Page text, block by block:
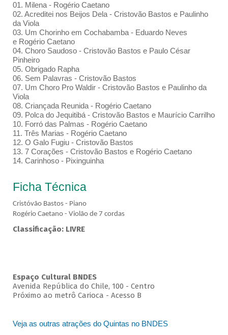
01. Milena - Rogério Caetano
02. Acreditei nos Beijos Dela - Cristovão Bastos e Paulinho
da Viola
03. Um Chorinho em Cochabamba - Eduardo Neves
e Rogério Caetano
04. Choro Saudoso - Cristovão Bastos e Paulo César
Pinheiro
05. Obrigado Rapha
06. Sem Palavras - Cristovão Bastos
07. Um Choro Pro Waldir - Cristovão Bastos e Paulinho da
Viola
08. Criançada Reunida - Rogério Caetano
09. Polca do Jequitibá - Cristovão Bastos e Maurício Carrilho
10. Forró das Palmas - Rogério Caetano
11. Três Marias - Rogério Caetano
12. O Galo Fugiu - Cristovão Bastos
13. 7 Corações - Cristovão Bastos e Rogério Caetano
14. Carinhoso - Pixinguinha
Ficha Técnica
Cristóvão Bastos - Piano
Rogério Caetano - Violão de 7 cordas
Classificação: LIVRE
Espaço Cultural BNDES
Avenida República do Chile, 100 - Centro
Próximo ao metrô Carioca - Acesso B
Veja as outras atrações do Quintas no BNDES